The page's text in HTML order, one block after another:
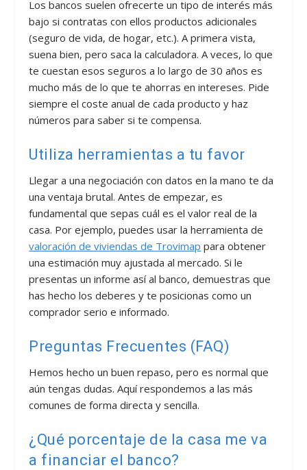
Los bancos suelen ofrecerte un tipo de interés más
bajo si contratas con ellos productos adicionales
(seguro de vida, de hogar, etc.). A primera vista,
suena bien, pero saca la calculadora. A veces, lo que
te cuestan esos seguros a lo largo de 30 años es
mucho más de lo que te ahorras en intereses. Pide
siempre el coste anual de cada producto y haz
números para saber si te compensa.
Utiliza herramientas a tu favor
Llegar a una negociación con datos en la mano te da
una ventaja brutal. Antes de empezar, es
fundamental que sepas cuál es el valor real de la
casa. Por ejemplo, puedes usar la herramienta de
valoración de viviendas de Trovimap para obtener
una estimación muy ajustada al mercado. Si le
presentas un informe así al banco, demuestras que
has hecho los deberes y te posicionas como un
comprador serio e informado.
Preguntas Frecuentes (FAQ)
Hemos hecho un buen repaso, pero es normal que
aún tengas dudas. Aquí respondemos a las más
comunes de forma directa y sencilla.
¿Qué porcentaje de la casa me va
a financiar el banco?